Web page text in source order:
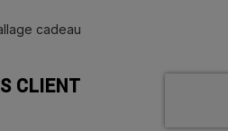
cadeau
CLIENT